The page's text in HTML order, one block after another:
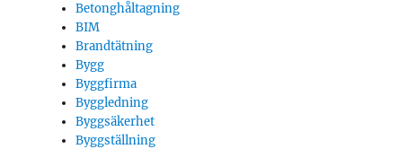
Betonghåltagning
BIM
Brandtätning
Bygg
Byggfirma
Byggledning
Byggsäkerhet
Byggställning